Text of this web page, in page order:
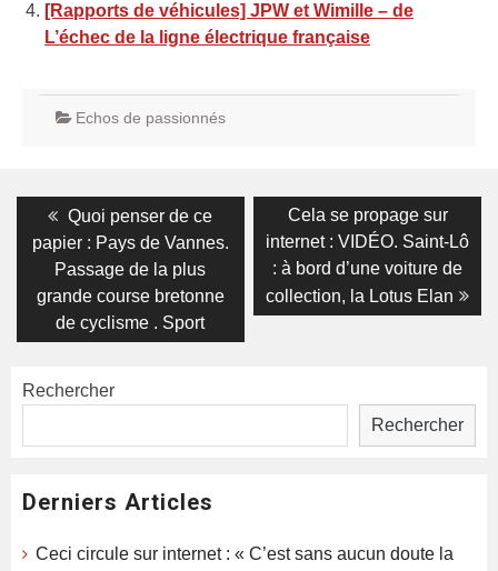
[Rapports de véhicules] JPW et Wimille – de
L’échec de la ligne électrique française
Echos de passionnés
Navigation
de
l’article
Previous
post:
Quoi penser de ce
papier : Pays de Vannes.
Passage de la plus
grande course bretonne
de cyclisme . Sport
Next
post:
Cela se propage sur
internet : VIDÉO. Saint-Lô
: à bord d’une voiture de
collection, la Lotus Elan
Rechercher
Rechercher
Derniers Articles
Ceci circule sur internet : « C’est sans aucun doute la